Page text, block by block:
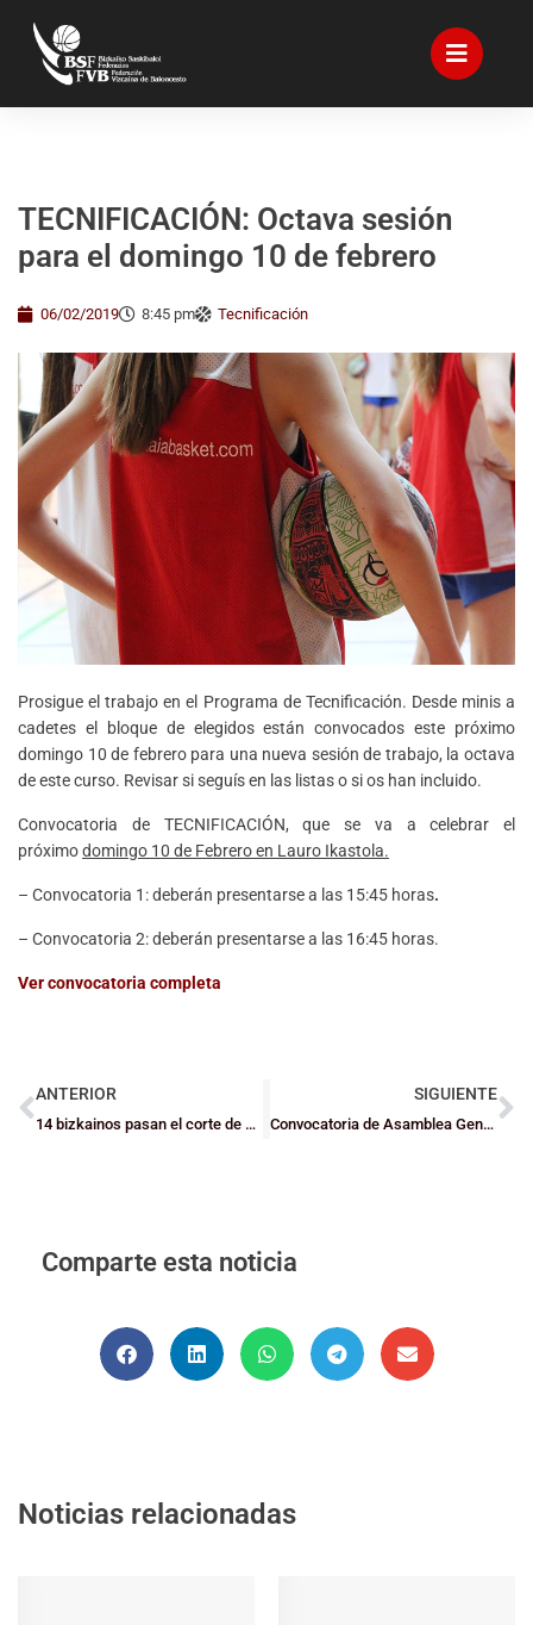
TECNIFICACIÓN: Octava sesión
para el domingo 10 de febrero
06/02/2019 8:45 pm Tecnificación
Prosigue el trabajo en el Programa de Tecnificación. Desde minis a
cadetes el bloque de elegidos están convocados este próximo
domingo 10 de febrero para una nueva sesión de trabajo, la octava
de este curso. Revisar si seguís en las listas o si os han incluido.
Convocatoria de TECNIFICACIÓN, que se va a celebrar el
próximodomingo 10 de Febrero en Lauro Ikastola.
– Convocatoria 1: deberán presentarse a las 15:45 horas.
– Convocatoria 2: deberán presentarse a las 16:45 horas.
Ver convocatoria completa
ANTERIOR
14 bizkainos pasan el corte de Euskadi Mini
SIGUIENTE
Convocatoria de Asamblea General Ordinaria
Comparte esta noticia
Noticias relacionadas